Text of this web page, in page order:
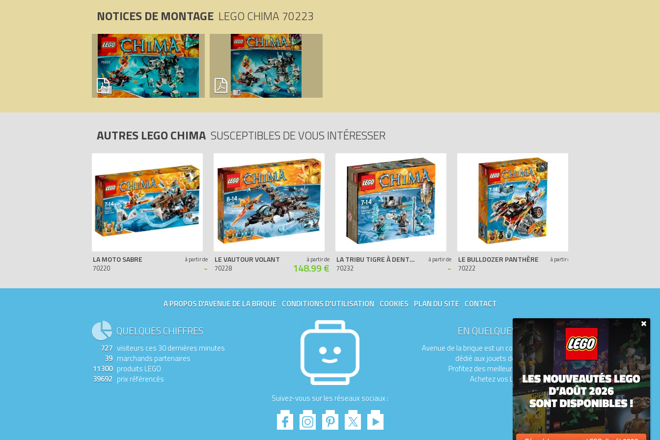
Code EAN du LEGO Chima 70223 : 5702015347792.
NOTICES DE MONTAGE LEGO CHIMA 70223
AUTRES LEGO CHIMA SUSCEPTIBLES DE VOUS INTÉRESSER
LA MOTO SABRE
70220
à partir de
-
LE VAUTOUR VOLANT
70228
à partir de
148.99 €
LA TRIBU TIGRE À DENTS DE SABRE
70232
à partir de
-
LE BULLDOZER PANTHÈRE
70222
à partir de
A PROPOS D'AVENUE DE LA BRIQUE CONDITIONS D'UTILISATION COOKIES PLAN DU SITE CONTACT
EN QUELQUES MOTS
Avenue de la brique est un comparateur de prix
dédié aux jouets de la marque LEGO.
Profitez des meilleurs prix du moment.
Achetez vos LEGO moins chers.
QUELQUES CHIFFRES
727 visiteurs ces 30 dernières minutes
39 marchands partenaires
11300 produits LEGO
39692 prix référencés
Suivez-vous sur les réseaux sociaux :